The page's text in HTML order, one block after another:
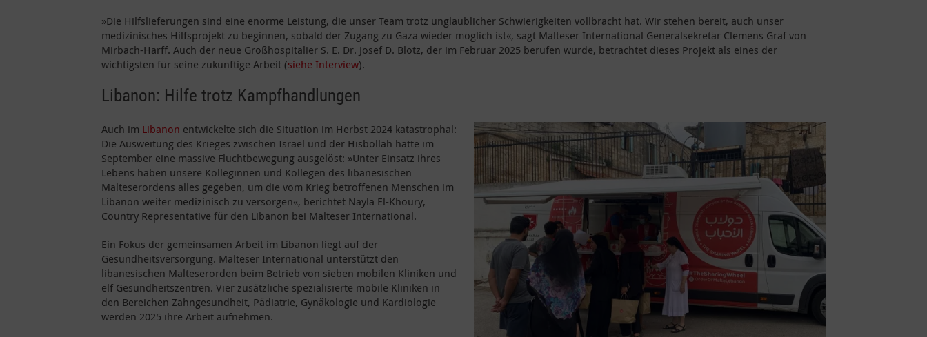
»Die Hilfslieferungen sind eine enorme Leistung, die unser Team trotz unglaublicher Schwierigkeiten vollbracht hat. Wir stehen bereit, auch unser
medizinisches Hilfsprojekt zu beginnen, sobald der Zugang zu Gaza wieder möglich ist«, sagt Malteser International Generalsekretär Clemens Graf von
Mirbach-Harff. Auch der neue Großhospitalier S. E. Dr. Josef D. Blotz, der im Februar 2025 berufen wurde, betrachtet dieses Projekt als eines der
wichtigsten für seine zukünftige Arbeit (siehe Interview).
Libanon: Hilfe trotz Kampfhandlungen
Auch im Libanon entwickelte sich die Situation im Herbst 2024 katastrophal:
Die Ausweitung des Krieges zwischen Israel und der Hisbollah hatte im
September eine massive Fluchtbewegung ausgelöst: »Unter Einsatz ihres
Lebens haben unsere Kolleginnen und Kollegen des libanesischen
Malteserordens alles gegeben, um die vom Krieg betroffenen Menschen im
Libanon weiter medizinisch zu versorgen«, berichtet Nayla El-Khoury,
Country Representative für den Libanon bei Malteser International.
Ein Fokus der gemeinsamen Arbeit im Libanon liegt auf der
Gesundheitsversorgung. Malteser International unterstützt den
libanesischen Malteserorden beim Betrieb von sieben mobilen Kliniken und
elf Gesundheitszentren. Vier zusätzliche spezialisierte mobile Kliniken in
den Bereichen Zahngesundheit, Pädiatrie, Gynäkologie und Kardiologie
werden 2025 ihre Arbeit aufnehmen.